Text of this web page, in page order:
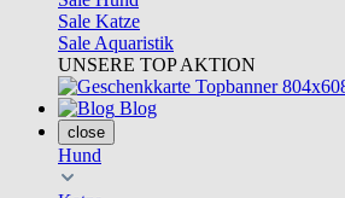
Sale Katze
Sale Aquaristik
UNSERE TOP AKTION
Blog
close
Hund